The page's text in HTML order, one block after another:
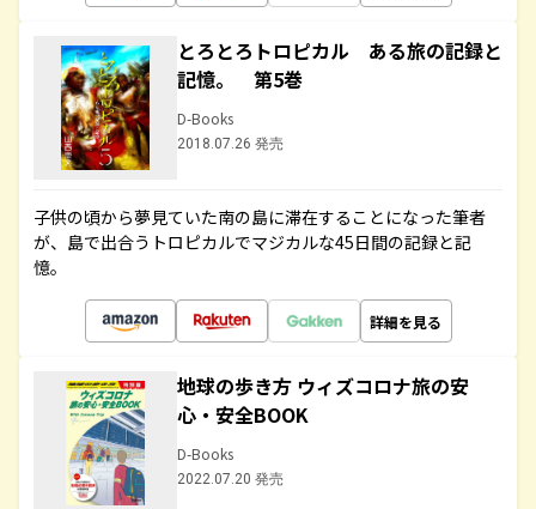
とろとろトロピカル ある旅の記録と
記憶。 第5巻
D-Books
2018.07.26 発売
子供の頃から夢見ていた南の島に滞在することになった筆者
が、島で出合うトロピカルでマジカルな45日間の記録と記
憶。
詳細を見る
地球の歩き方 ウィズコロナ旅の安
心・安全BOOK
D-Books
2022.07.20 発売